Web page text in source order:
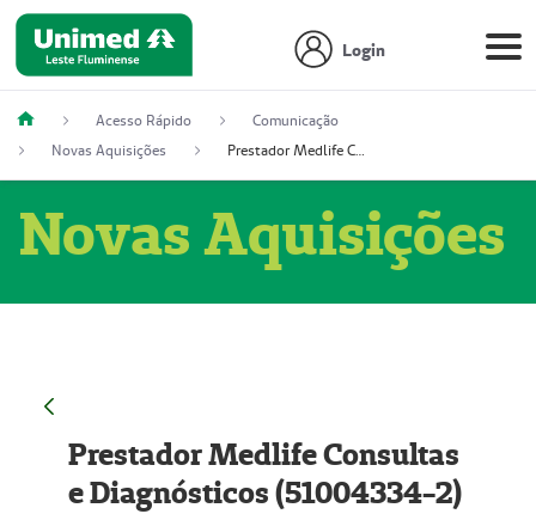
Login
Acesso Rápido
Comunicação
Novas Aquisições
Prestador Medlife Consultas e Diagnósticos (51004334-2)
Novas Aquisições
Prestador Medlife Consultas
e Diagnósticos (51004334-2)